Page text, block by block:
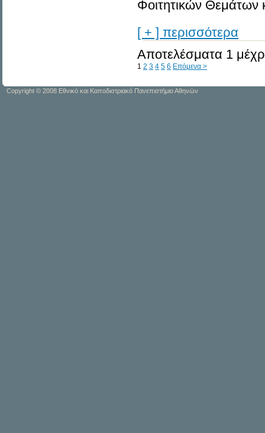
Φοιτητικών Θεμάτων
[ + ] περισσότερα
Αποτελέσματα 1
1 2 3 4 5 6 Επόμενα >
Copyright © 2008 Εθνικό και Καποδιστριακό Πανεπιστήμιο Αθηνών